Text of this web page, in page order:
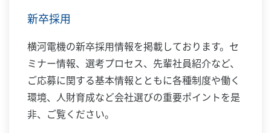
新卒採用
横河電機の新卒採用情報を掲載しております。セ
ミナー情報、選考プロセス、先輩社員紹介など、
ご応募に関する基本情報とともに各種制度や働く
環境、人財育成など会社選びの重要ポイントを是
非、ご覧ください。